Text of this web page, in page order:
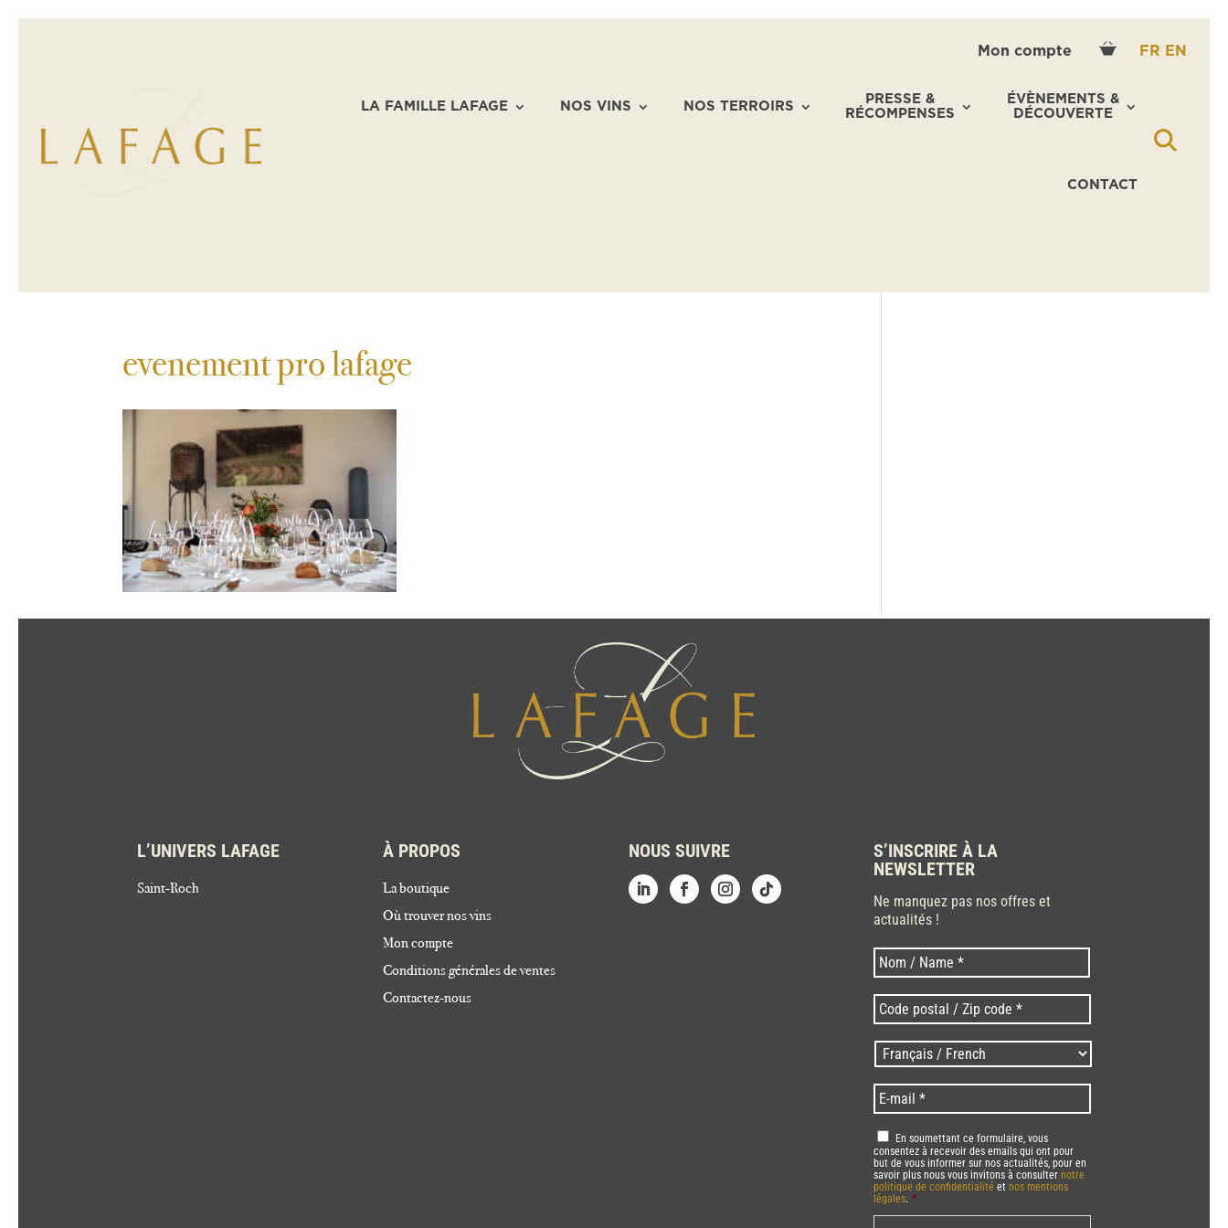
Mon compte FR EN
LA FAMILLE LAFAGE NOS VINS NOS TERROIRS
PRESSE &
RÉCOMPENSES
ÉVÈNEMENTS &
DÉCOUVERTE
CONTACT
evenement pro lafage
L’UNIVERS LAFAGE
Saint-Roch
À PROPOS
La boutique
Où trouver nos vins
Mon compte
Conditions générales de ventes
Contactez-nous
NOUS SUIVRE
S’INSCRIRE À LA
NEWSLETTER
Ne manquez pas nos offres et
actualités !
Nom * Nom
Code
postal
/
Zip
*
*
Langues
/
Language *
E-
mail *
RGPD *
En soumettant ce formulaire, vous
consentez à recevoir des emails qui ont pour
but de vous informer sur nos actualités, pour en
savoir plus nous vous invitons à consulternotre
politique de confidentialité etnos mentions
légales. *